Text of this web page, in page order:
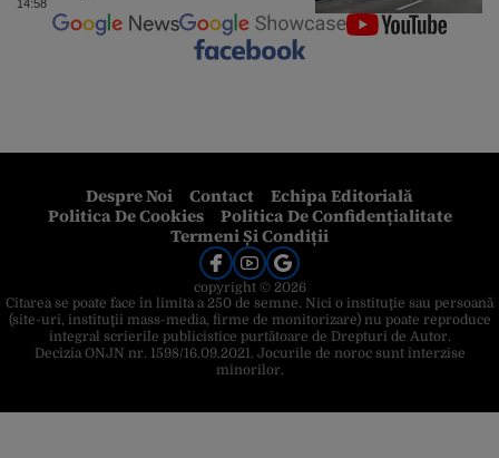
14:58
Despre Noi Contact
Echipa Editorială
Politica De Cookies
Politica De Confidențialitate
Termeni Și Condiții
copyright © 2026
Citarea se poate face în limita a 250 de semne. Nici o instituţie sau persoană
(site-uri, instituţii mass-media, firme de monitorizare) nu poate reproduce
integral scrierile publicistice purtătoare de Drepturi de Autor.
Decizia ONJN nr. 1598/16.09.2021. Jocurile de noroc sunt interzise
minorilor.